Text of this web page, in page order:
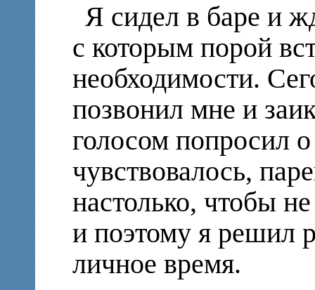
Я сидел в баре и
с которым порой
необходимости.
позвонил мне и
голосом попросил
чувствовалось,
настолько, чтобы
и поэтому я решил
личное время.